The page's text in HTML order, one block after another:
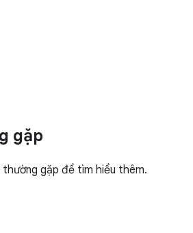
gặp
gặp để tìm hiểu thêm.